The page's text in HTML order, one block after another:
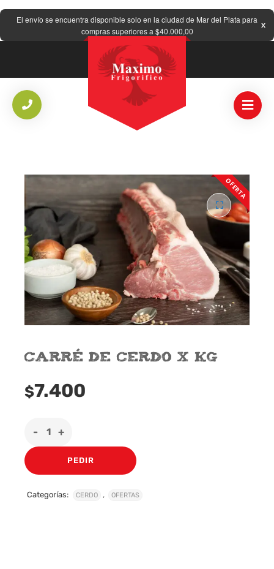
El envío se encuentra disponible solo en la ciudad de Mar del Plata para
compras superiores a $40.000,00
🔍
OFERTA
Carré De Cerdo x Kg
$7.400
PEDIR
Categorías: CERDO , OFERTAS